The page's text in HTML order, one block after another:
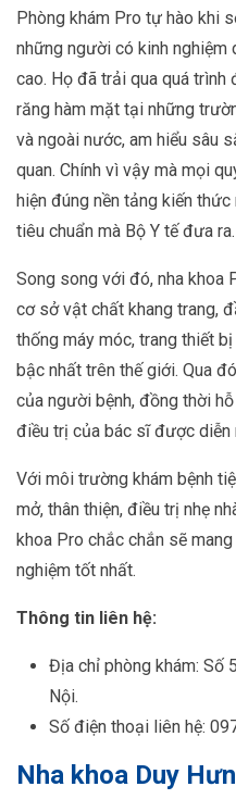
Phòng khám Pro tự hào khi
những người có kinh nghiệm
cao. Họ đã trải qua quá trình
răng hàm mặt tại những
và ngoài nước, am hiểu sâu
quan. Chính vì vậy mà mọi
hiện đúng nền tảng kiến
tiêu chuẩn mà Bộ Y tế đưa ra.
Song song với đó, nha khoa
cơ sở vật chất khang trang,
thống máy móc, trang thiết
bậc nhất trên thế giới. Qua
của người bệnh, đồng thời
điều trị của bác sĩ được diễn
Với môi trường khám bệnh
mở, thân thiện, điều trị nhẹ
khoa Pro chắc chắn sẽ
nghiệm tốt nhất.
Thông tin liên hệ:
Địa chỉ phòng khám: Số
Nội.
Số điện thoại liên hệ:
Nha khoa Duy